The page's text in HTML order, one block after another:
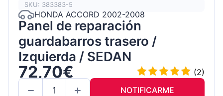
SKU: 383383-5
HONDA ACCORD 2002-2008
Panel de reparación
guardabarros trasero /
Izquierda / SEDAN
72,70€
(2)
NOTIFICARME